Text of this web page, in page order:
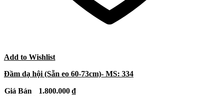
Add to Wishlist
Đầm dạ hội (Sẵn eo 60-73cm)- MS: 334
Giá Bán 1.800.000 ₫